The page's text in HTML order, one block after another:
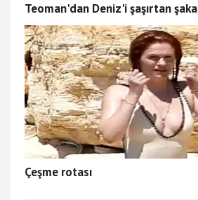
Teoman'dan Deniz'i şaşırtan şaka
Çeşme rotası